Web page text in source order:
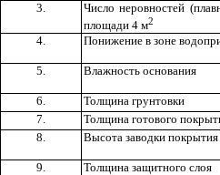
3.
Число неровностей
площади 4 м2
4. Понижение в зоне
5.
Влажность основания
6.
Толщина грунтовки
7.
Толщина готового
8.
Высота заводки
9. Толщина защитного слоя